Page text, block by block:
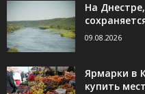
На
09.08.2026
Ярмарки в
купить